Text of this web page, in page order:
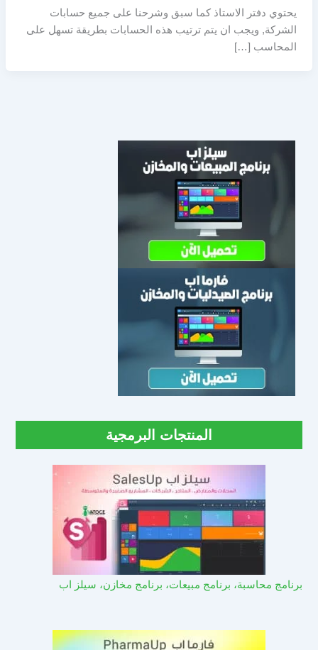
يحتوي دفتر الاستاذ كما سبق وشرحنا على جميع حسابات
الشركة, ويجب ان يتم ترتيب هذه الحسابات بطريقة تسهل على
المحاسب […]
المنتجات البرمجية
برنامج محاسبة، برنامج مبيعات، برنامج مخازن، سيلز اب